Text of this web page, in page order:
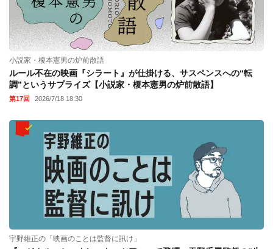
小説家・榎本憲男の炉前散語
ルール不在の映画『シラート』が仕掛ける、サスペンスへの“転
調”というサプライズ【小説家・榎本憲男の炉前散語】
第17回 2026/7/18 18:30
宇野維正の「映画のことは監督に訊け」